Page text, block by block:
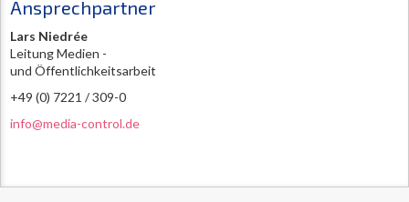
Ansprechpartner
Lars Niedrée
Leitung Medien -
und Öffentlichkeitsarbeit
+49 (0) 7221 / 309-0
info@media-control.de